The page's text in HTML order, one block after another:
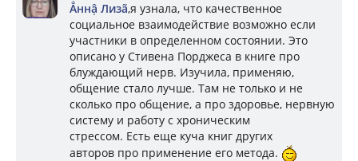
Ẳннậ Лизã,я узнала, что качественное
социальное взаимодействие возможно если
участники в определенном состоянии. Это
описано у Стивена Порджеса в книге про
блуждающий нерв. Изучила, применяю,
общение стало лучше. Там не только и не
сколько про общение, а про здоровье, нервную
систему и работу с хроническим
стрессом. Есть еще куча книг других
авторов про применение его метода.